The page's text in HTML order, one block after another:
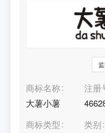
商标名称
大薯小薯
注册
商标类型
类别